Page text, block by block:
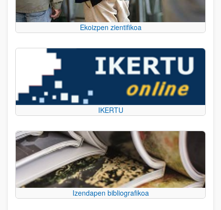
Ekoizpen zientifikoa
IKERTU
Izendapen bibliografikoa